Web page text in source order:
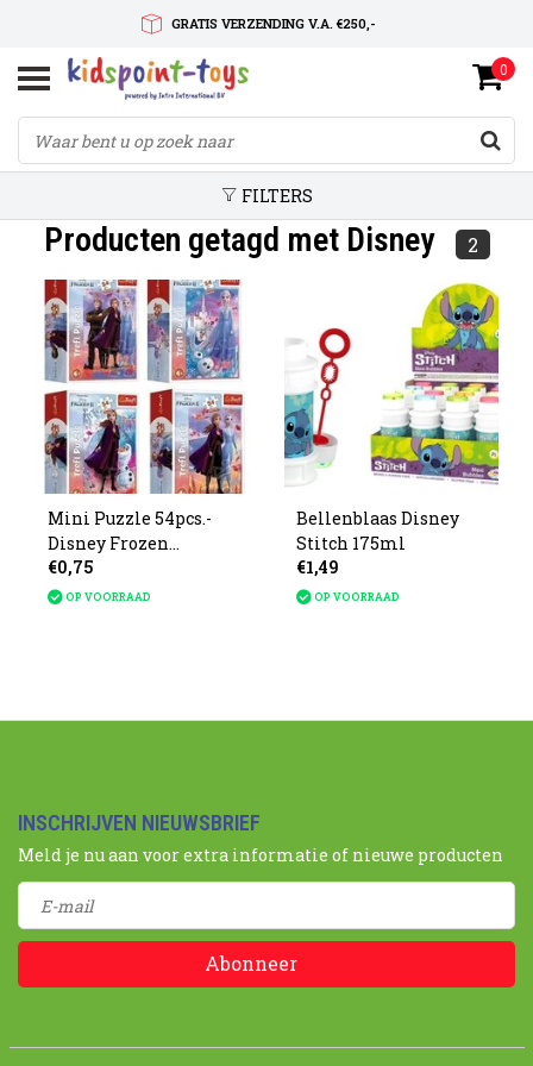
GRATIS VERZENDING V.A. €250,-
SNELLE LEVERTIJD
SERVICE OP MAAT
0
FILTERS
Producten getagd met Disney 2
Mini Puzzle 54pcs.-
Disney Frozen
9x6,5x4cm
€0,75
OP VOORRAAD
Bellenblaas Disney
Stitch 175ml
€1,49
OP VOORRAAD
INSCHRIJVEN NIEUWSBRIEF
Meld je nu aan voor extra informatie of nieuwe producten
Abonneer